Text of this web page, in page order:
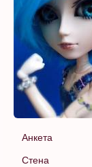
Анкета
Стена